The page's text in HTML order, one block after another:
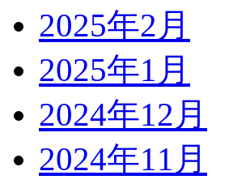
2025年2月
2025年1月
2024年12月
2024年11月